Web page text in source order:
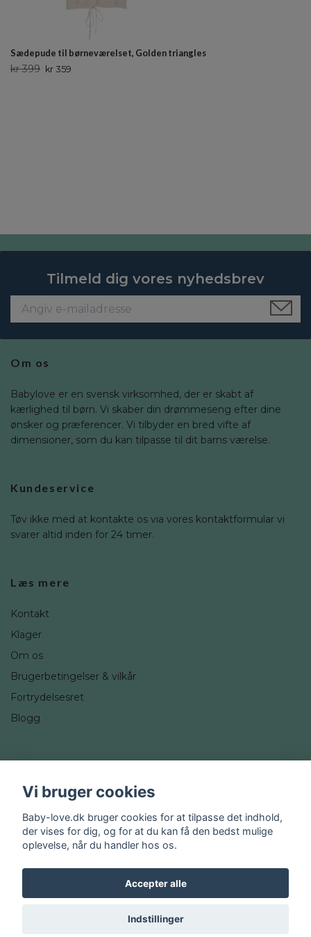
Sædepude til børneværelset, Golden triangles
kr 399 kr 359
Tilmeld dig vores nyhedsbrev
Om os
Babylove er en svensk virksomhed, der er skabt af
kærlighed til børn. Vi skaber din drømmeseng efter dine
ønsker og præferencer. Vi tilbyder en bred vifte af
dimensioner, som du kan tilpasse til dit barns værelse.
Kundeservice
Tøv ikke med at kontakte os via vores kontaktformular vi
svarer altid inden for 24 timer.
Læs mere
Kontakt
Klager
Om os
Brugerbetingelser & vilkår
Fortrydelsesret
Blogg
Instagram
© 2026 Baby-love.dk
Vi bruger cookies
Baby-love.dk bruger cookies for at tilpasse det indhold,
der vises for dig, og for at du kan få den bedst mulige
oplevelse, når du handler hos os.
Accepter alle
Indstillinger